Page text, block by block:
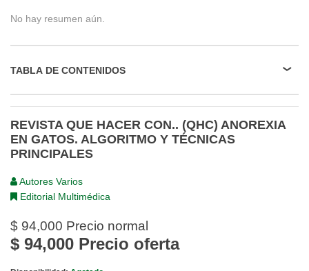
No hay resumen aún.
TABLA DE CONTENIDOS
REVISTA QUE HACER CON.. (QHC) ANOREXIA
EN GATOS. ALGORITMO Y TÉCNICAS
PRINCIPALES
Autores Varios
Editorial Multimédica
$ 94,000 Precio normal
$ 94,000 Precio oferta